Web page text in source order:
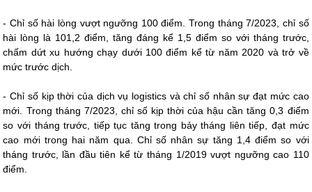
- Chỉ số hài lòng vượt ngưỡng 100 điểm. Trong tháng 7/2023, chỉ số
hài lòng là 101,2 điểm, tăng đáng kể 1,5 điểm so với tháng trước,
chấm dứt xu hướng chạy dưới 100 điểm kể từ năm 2020 và trở về
mức trước dịch.
- Chỉ số kịp thời của dịch vụ logistics và chỉ số nhân sự đạt mức cao
mới. Trong tháng 7/2023, chỉ số kịp thời của hậu cần tăng 0,3 điểm
so với tháng trước, tiếp tục tăng trong bảy tháng liên tiếp, đạt mức
cao mới trong hai năm qua. Chỉ số nhân sự tăng 1,4 điểm so với
tháng trước, lần đầu tiên kể từ tháng 1/2019 vượt ngưỡng cao 110
điểm.